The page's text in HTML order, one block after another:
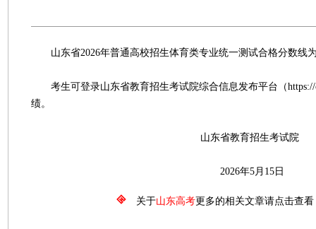
山东省2026年普通高校招生体育类专业统一测试合格分数线
考生可登录山东省教育招生考试院综合信息发布平台（https://
绩。
山东省教育招生考试院
2026年5月15日
关于山东高考更多的相关文章请点击查看